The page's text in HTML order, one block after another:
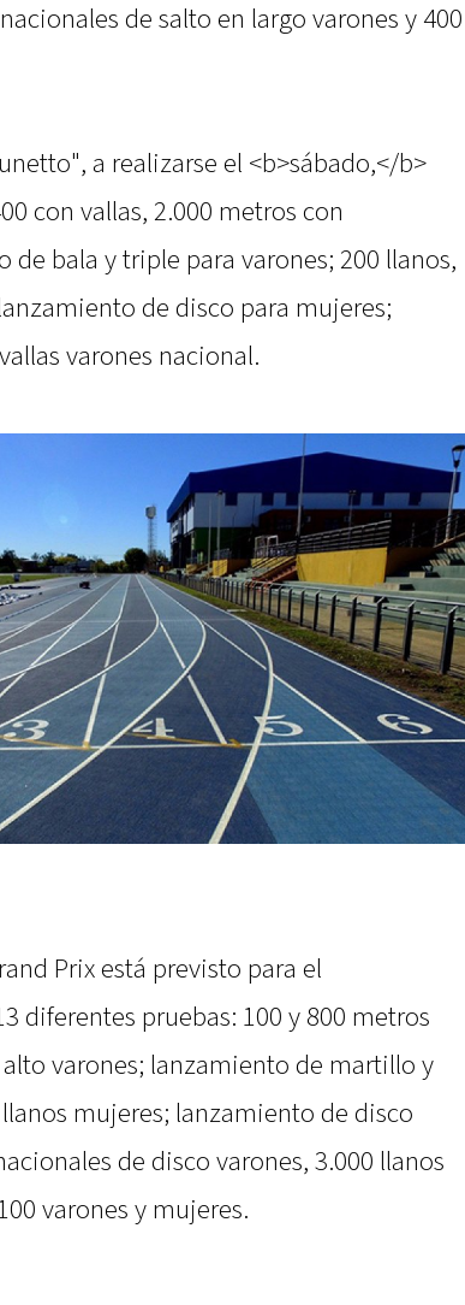
de salto en largo varones y 400
a realizarse el <b>sábado,</b>
con vallas, 2.000 metros con
bala y triple para varones; 200 llanos,
de disco para mujeres;
varones nacional.
Prix está previsto para el
diferentes pruebas: 100 y 800 metros
varones; lanzamiento de martillo y
mujeres; lanzamiento de disco
de disco varones, 3.000 llanos
varones y mujeres.